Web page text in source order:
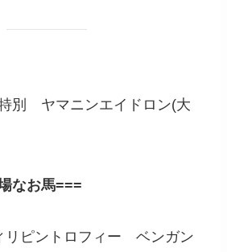
別 ヤマニンエイドロン(大
なお馬===
リピントロフィー ベンガン